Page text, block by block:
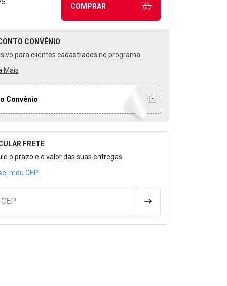
COMPRAR
CONVÊNIO
para clientes cadastrados no programa
Mais
Convênio
para Calcular o Frete
FRETE
o prazo e o valor das suas entregas
meu CEP
CALCULAR FRETE